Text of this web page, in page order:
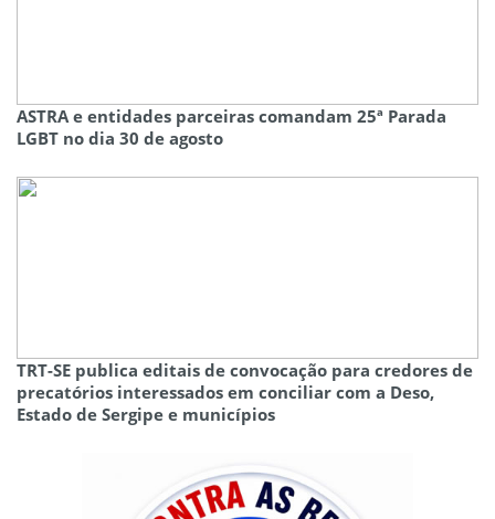
ASTRA e entidades parceiras comandam 25ª Parada
LGBT no dia 30 de agosto
TRT-SE publica editais de convocação para credores de
precatórios interessados em conciliar com a Deso,
Estado de Sergipe e municípios